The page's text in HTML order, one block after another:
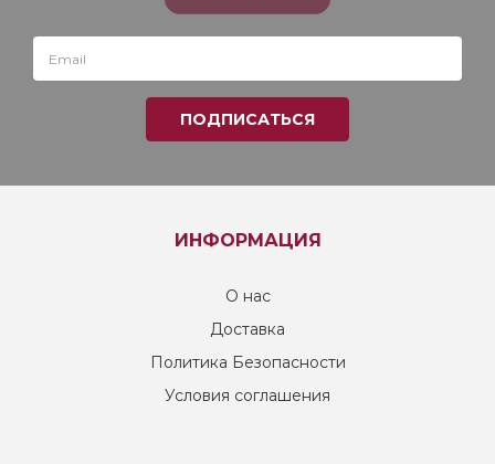
ИНФОРМАЦИЯ
О нас
Доставка
Политика Безопасности
Условия соглашения